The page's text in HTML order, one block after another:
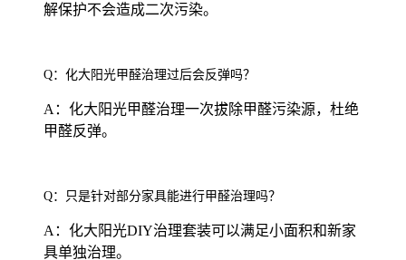
解保护不会造成二次污染。
Q：化大阳光甲醛治理过后会反弹吗？
A：化大阳光甲醛治理一次拔除甲醛污染源，杜绝
甲醛反弹。
Q：只是针对部分家具能进行甲醛治理吗？
A：化大阳光DIY治理套装可以满足小面积和新家
具单独治理。